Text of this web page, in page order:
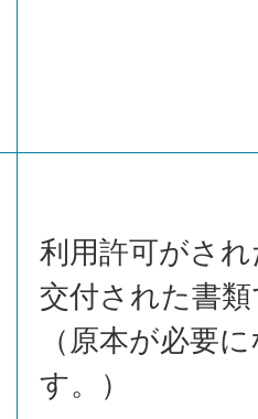
利用許可がさ
交付された書
（原本が必要
す。）